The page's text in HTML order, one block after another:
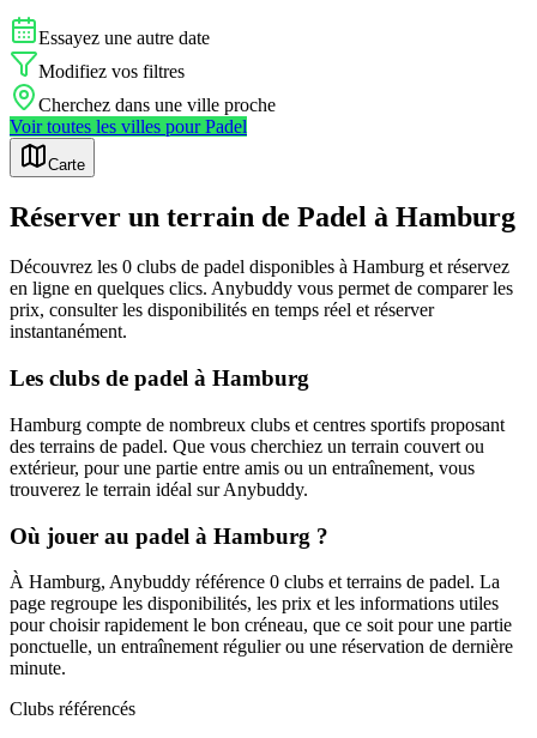
Essayez une autre date
Modifiez vos filtres
Cherchez dans une ville proche
Voir toutes les villes pourPadel
Carte
Réserver un terrain de Padel à Hamburg
Découvrez les 0 clubs de padel disponibles à Hamburg et réservez
en ligne en quelques clics. Anybuddy vous permet de comparer les
prix, consulter les disponibilités en temps réel et réserver
instantanément.
Les clubs de padel à Hamburg
Hamburg compte de nombreux clubs et centres sportifs proposant
des terrains de padel. Que vous cherchiez un terrain couvert ou
extérieur, pour une partie entre amis ou un entraînement, vous
trouverez le terrain idéal sur Anybuddy.
Où jouer au padel à Hamburg ?
À Hamburg, Anybuddy référence 0 clubs et terrains de padel. La
page regroupe les disponibilités, les prix et les informations utiles
pour choisir rapidement le bon créneau, que ce soit pour une partie
ponctuelle, un entraînement régulier ou une réservation de dernière
minute.
Clubs référencés